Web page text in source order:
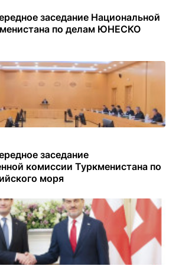
заседание Национальной
по делам ЮНЕСКО
заседание
комиссии Туркменистана по
моря